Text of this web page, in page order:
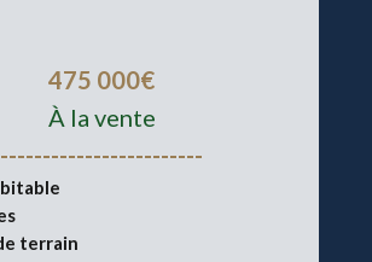
475 000€
À la vente
------------------------
terrain